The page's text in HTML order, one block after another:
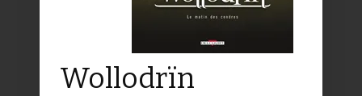
Wollodrïn